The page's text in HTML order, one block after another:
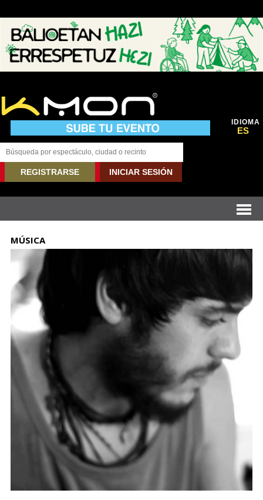
IDIOMA
ES
REGISTRARSE INICIAR SESIÓN
MÚSICA